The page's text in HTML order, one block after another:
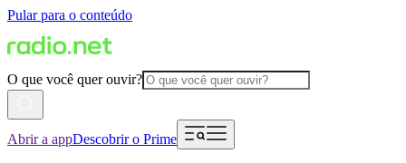
Pular para o conteúdo
O que você quer ouvir?
Abrir a appDescobrir o Prime